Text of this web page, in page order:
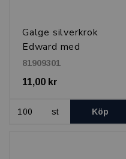
Galge silverkrok
Edward med
tvärslå/kjolhak 45
cm, Svart
81909301
11,00 kr
st Köp